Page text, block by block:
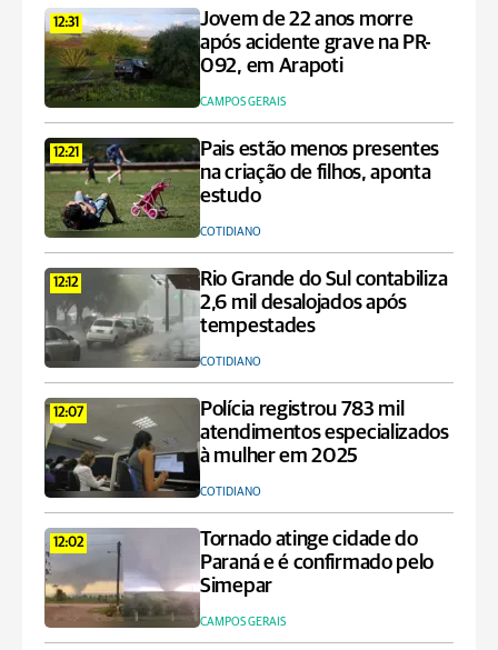
12:31
Jovem de 22 anos morre
após acidente grave na PR-
092, em Arapoti
CAMPOS GERAIS
12:21
Pais estão menos presentes
na criação de filhos, aponta
estudo
COTIDIANO
12:12
Rio Grande do Sul contabiliza
2,6 mil desalojados após
tempestades
COTIDIANO
12:07
Polícia registrou 783 mil
atendimentos especializados
à mulher em 2025
COTIDIANO
12:02
Tornado atinge cidade do
Paraná e é confirmado pelo
Simepar
CAMPOS GERAIS